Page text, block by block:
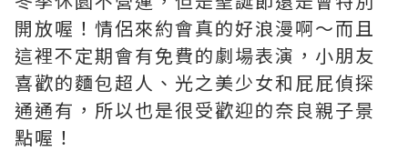
開放喔！情侶來約會真的好浪漫啊～而且
這裡不定期會有免費的劇場表演，小朋友
喜歡的麵包超人、光之美少女和屁屁偵探
通通有，所以也是很受歡迎的奈良親子景
點喔！